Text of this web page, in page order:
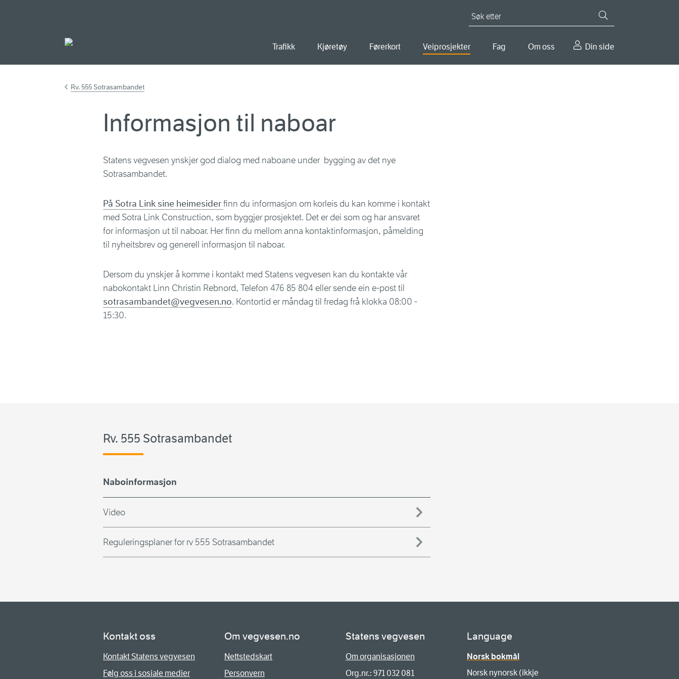
Trafikk Kjøretøy Førerkort Veiprosjekter Fag Om oss Din side
Rv. 555 Sotrasambandet
Informasjon til naboar
Statens vegvesen ynskjer god dialog med naboane under bygging av det nye
Sotrasambandet.
På Sotra Link sine heimesiderfinn du informasjon om korleis du kan komme i kontakt
med Sotra Link Construction, som byggjer prosjektet. Det er dei som og har ansvaret
for informasjon ut til naboar. Her finn du mellom anna kontaktinformasjon, påmelding
til nyheitsbrev og generell informasjon til naboar.
Dersom du ynskjer å komme i kontakt med Statens vegvesen kan du kontakte vår
nabokontakt Linn Christin Rebnord, Telefon 476 85 804 eller sende ein e-post til
sotrasambandet@vegvesen.no. Kontortid er måndag til fredag frå klokka 08:00 -
15:30.
Rv. 555 Sotrasambandet
Naboinformasjon
Video
Reguleringsplaner for rv 555 Sotrasambandet
Kontakt oss
Kontakt Statens vegvesen
Følg oss i sosiale medier
Om vegvesen.no
Nettstedskart
Personvern
Statens vegvesen
Om organisasjonen
Org.nr.: 971 032 081
Language
Norsk bokmål
Norsk nynorsk (ikkje